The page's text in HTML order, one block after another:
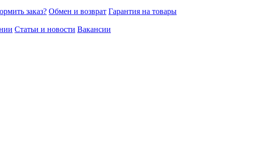
заказ? Обмен и возврат Гарантия на товары
Статьи и новости Вакансии